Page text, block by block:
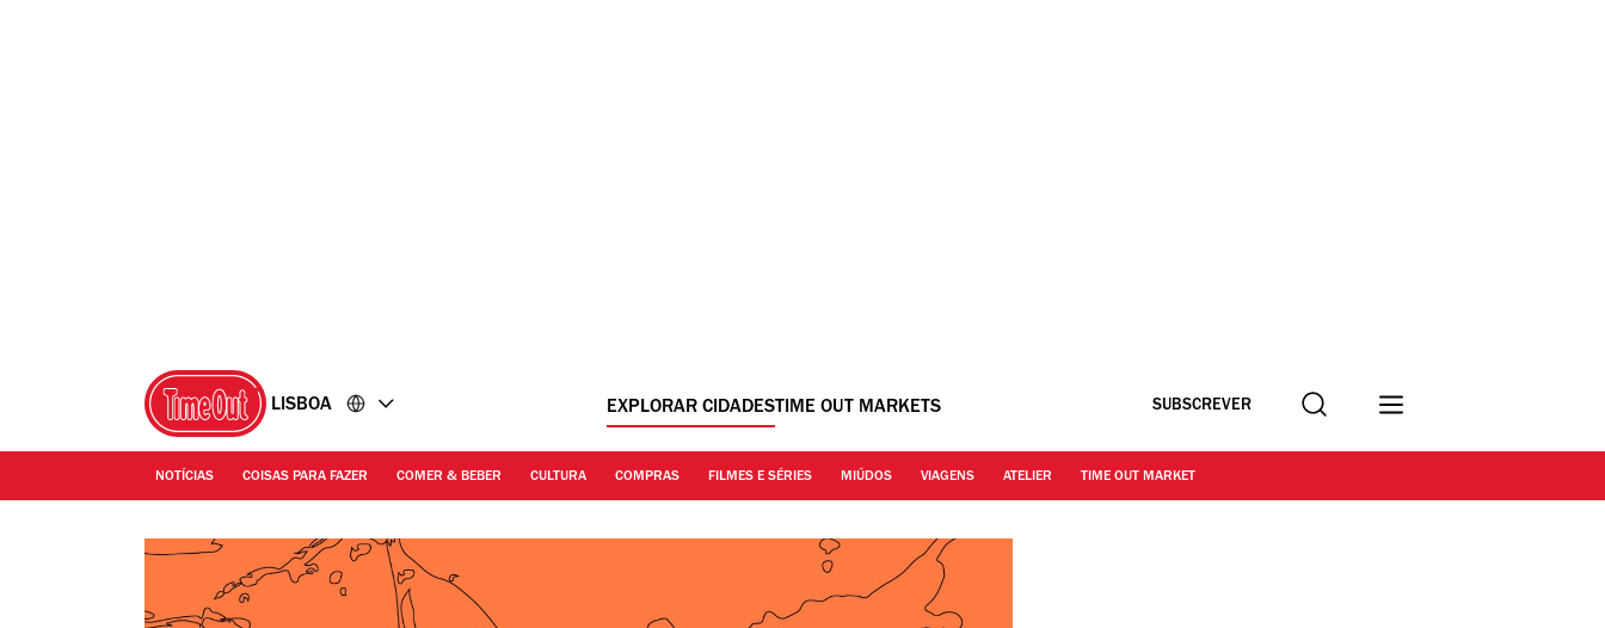
LISBOA EXPLORAR CIDADESTIME OUT MARKETS SUBSCREVER Procurar
NOTÍCIAS COISAS PARA FAZER COMER & BEBER CULTURA COMPRAS FILMES E SÉRIES MIÚDOS VIAGENS ATELIER TIME OUT MARKET